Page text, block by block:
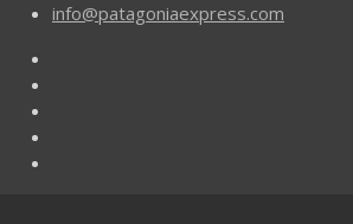
info@patagoniaexpress.com